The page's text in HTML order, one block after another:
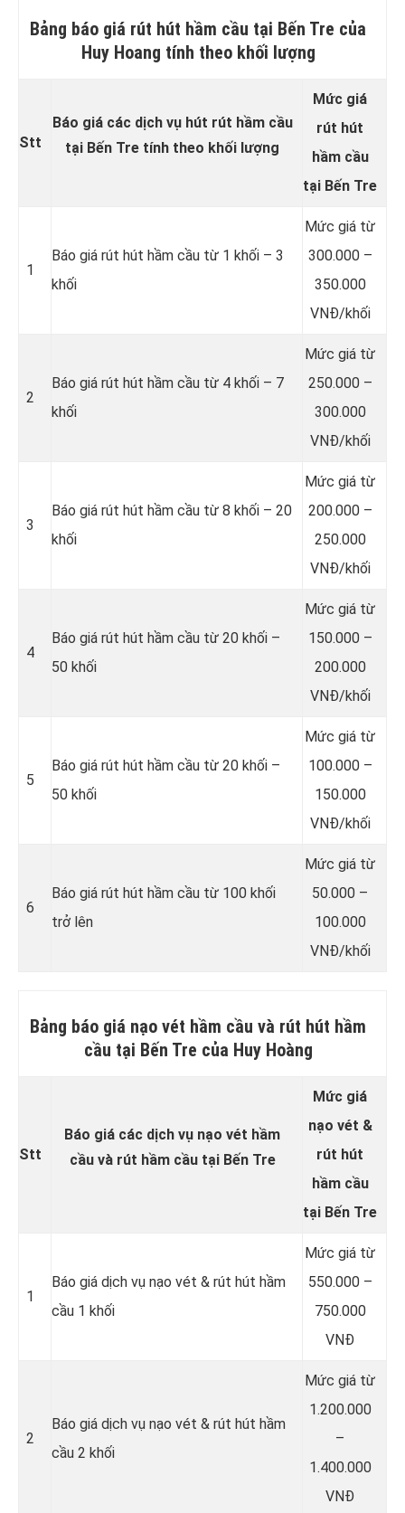
Bảng báo giá rút hút hầm cầu tại Bến Tre của
Huy Hoang tính theo khối lượng
Stt
Báo giá các dịch vụ hút rút hầm cầu
tại Bến Tre tính theo khối lượng
Mức giá
rút hút
hầm cầu
tại Bến Tre
1
Báo giá rút hút hầm cầu từ 1 khối – 3
khối
Mức giá từ
300.000 –
350.000
VNĐ/khối
2
Báo giá rút hút hầm cầu từ 4 khối – 7
khối
Mức giá từ
250.000 –
300.000
VNĐ/khối
3
Báo giá rút hút hầm cầu từ 8 khối – 20
khối
Mức giá từ
200.000 –
250.000
VNĐ/khối
4
Báo giá rút hút hầm cầu từ 20 khối –
50 khối
Mức giá từ
150.000 –
200.000
VNĐ/khối
5
Báo giá rút hút hầm cầu từ 20 khối –
50 khối
Mức giá từ
100.000 –
150.000
VNĐ/khối
6
Báo giá rút hút hầm cầu từ 100 khối
trở lên
Mức giá từ
50.000 –
100.000
VNĐ/khối
Bảng báo giá nạo vét hầm cầu và rút hút hầm
cầu tại Bến Tre của Huy Hoàng
Stt
Báo giá các dịch vụ nạo vét hầm
cầu và rút hầm cầu tại Bến Tre
Mức giá
nạo vét &
rút hút
hầm cầu
tại Bến Tre
1
Báo giá dịch vụ nạo vét & rút hút hầm
cầu 1 khối
Mức giá từ
550.000 –
750.000
VNĐ
2
Báo giá dịch vụ nạo vét & rút hút hầm
cầu 2 khối
Mức giá từ
1.200.000
–
1.400.000
VNĐ